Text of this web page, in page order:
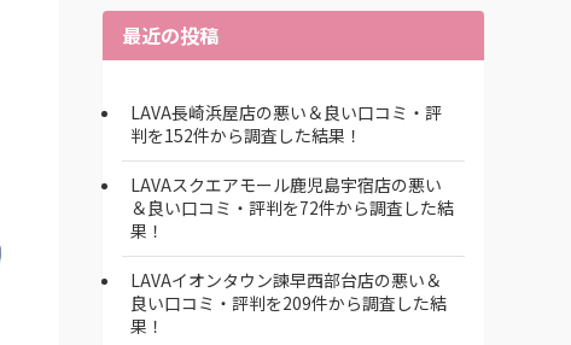
最近の投稿
LAVA長崎浜屋店の悪い＆良い口コミ・評
判を152件から調査した結果！
LAVAスクエアモール鹿児島宇宿店の悪い
＆良い口コミ・評判を72件から調査した結
果！
LAVAイオンタウン諫早西部台店の悪い＆
良い口コミ・評判を209件から調査した結
果！